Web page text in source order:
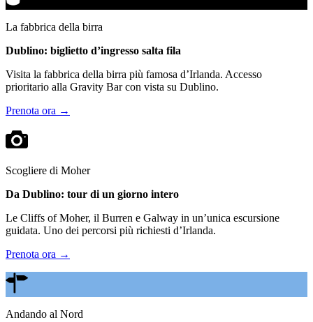
La fabbrica della birra
Dublino: biglietto d’ingresso salta fila
Visita la fabbrica della birra più famosa d’Irlanda. Accesso
prioritario alla Gravity Bar con vista su Dublino.
Prenota ora →
Scogliere di Moher
Da Dublino: tour di un giorno intero
Le Cliffs of Moher, il Burren e Galway in un’unica escursione
guidata. Uno dei percorsi più richiesti d’Irlanda.
Prenota ora →
Andando al Nord